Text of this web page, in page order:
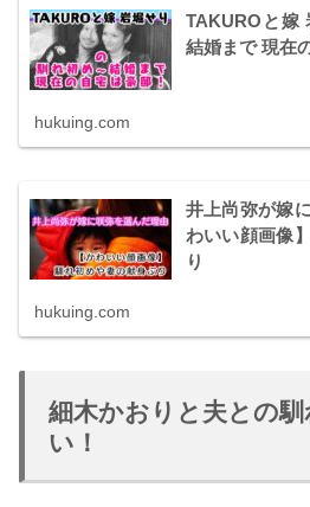
TAKUROと嫁
結婚まで 現在
hukuing.com
井上尚弥が嫁
わいい顔画像
り
hukuing.com
細木かおりと夫との
い！